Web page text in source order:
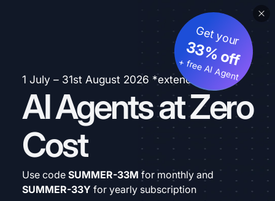
1 July – 31st August 2026 *extended
AI Agents at Zero
Cost
Get your
33% off
+ free AI Agent
Use code SUMMER-33M for monthly and
SUMMER-33Y for yearly subscription